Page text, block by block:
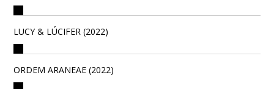
LUCY & LÚCIFER (2022)
ORDEM ARANEAE (2022)